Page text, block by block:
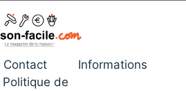
Contact
Informations
Politique de